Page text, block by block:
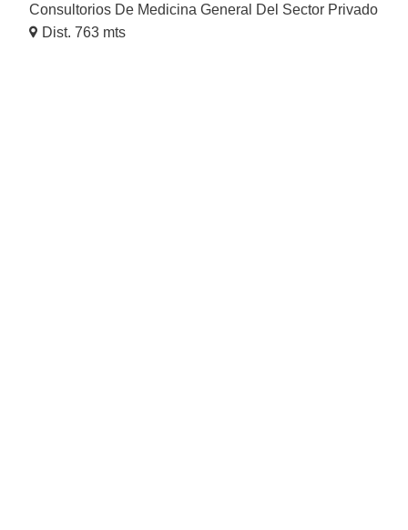
Consultorios De Medicina General Del Sector Privado
Dist. 763 mts